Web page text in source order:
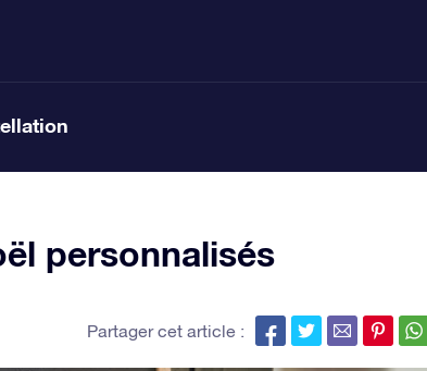
personnalisés
Partager cet article :